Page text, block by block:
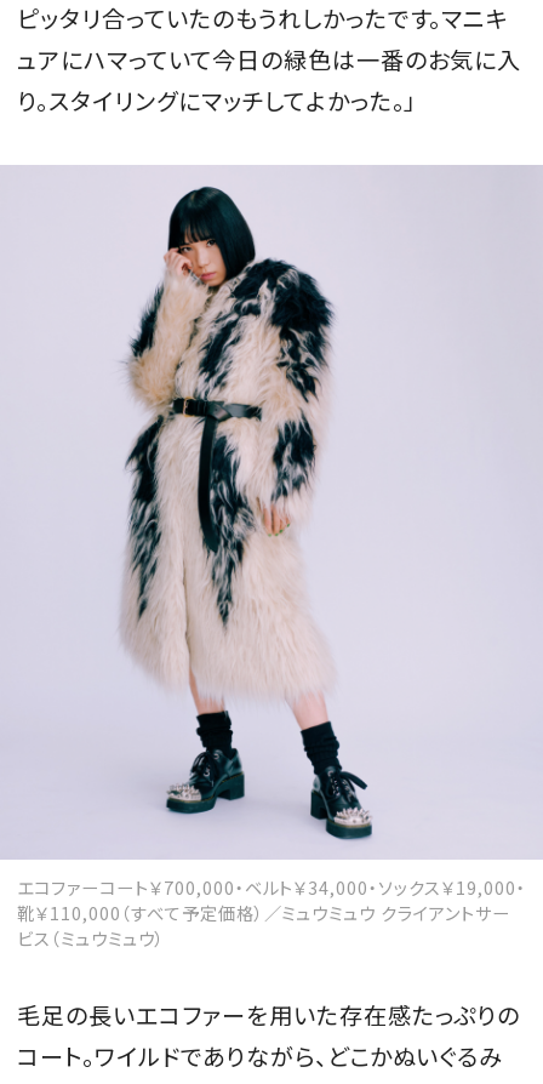
MAGAZINE
会員登録
Log in or Sign up
SPUR読者のためのメンバーシッププログラム
「The SPUR Club」。便利な機能と特典を無料で楽し
ログイン・新規会員登録
FOLLOW US
MAGAZINE
2026年9月号
2026-07-23発売
最新号を試し読み
ピッタリ合っていたのもうれしかったです。マニキ
ュアにハマっていて今日の緑色は一番のお気に入
り。スタイリングにマッチしてよかった。」
エコファーコート￥700,000・ベルト￥34,000・ソックス￥19,000・
靴￥110,000（すべて予定価格）／ミュウミュウ クライアントサー
ビス（ミュウミュウ）
毛足の長いエコファーを用いた存在感たっぷりの
コート。ワイルドでありながら、どこかぬいぐるみ